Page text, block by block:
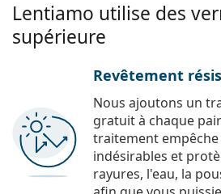
Lentiamo utilise des
supérieure
Revêtement
Nous ajoutons un
gratuit à chaque
traitement
indésirables et
rayures, l'eau, la